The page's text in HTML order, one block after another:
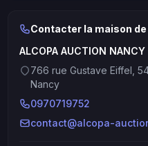
Contacter la maison
ALCOPA AUCTION NANCY
766 rue Gustave Eiffel,
Nancy
0970719752
contact@alcopa-